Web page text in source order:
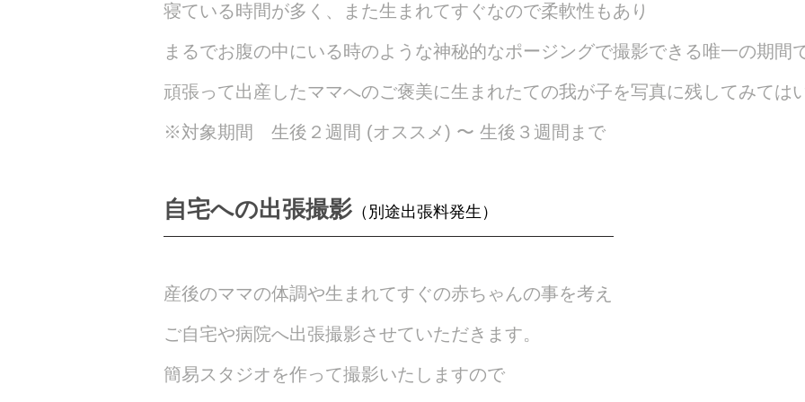
寝ている時間が多く、また生まれてすぐなので柔軟性もあり
まるでお腹の中にいる時のような神秘的なポージングで撮影できる唯一の期間
頑張って出産したママへのご褒美に生まれたての我が子を写真に残してみては
※対象期間 生後２週間 (オススメ) 〜 生後３週間まで
自宅への出張撮影 （別途出張料発生）
産後のママの体調や生まれてすぐの赤ちゃんの事を考え
ご自宅や病院へ出張撮影させていただきます。
簡易スタジオを作って撮影いたしますので